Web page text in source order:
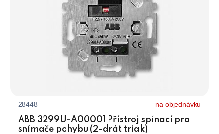
28448 na objednávku
ABB 3299U-A00001 Přístroj spínací pro
snímače pohybu (2-drát triak)